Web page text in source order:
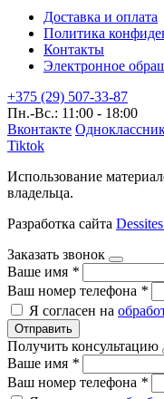
Доставка и оплата
Политика
Контакты
Электронное
+375 (29) 507-33-87
Пн.-Вс.: 11:00 - 18:00
Вконтакте
Tiktok
Использование
владельца.
Разработка сайта
Заказать звонок
Ваше имя *
Ваш номер телефона *
Я согласен на
Отправить
Получить консультацию
Ваше имя *
Ваш номер телефона *